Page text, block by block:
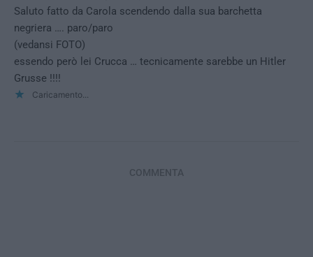
Saluto fatto da Carola scendendo dalla sua barchetta
negriera …. paro/paro
(vedansi FOTO)
essendo però lei Crucca … tecnicamente sarebbe un Hitler
Grusse !!!!
Caricamento...
COMMENTA